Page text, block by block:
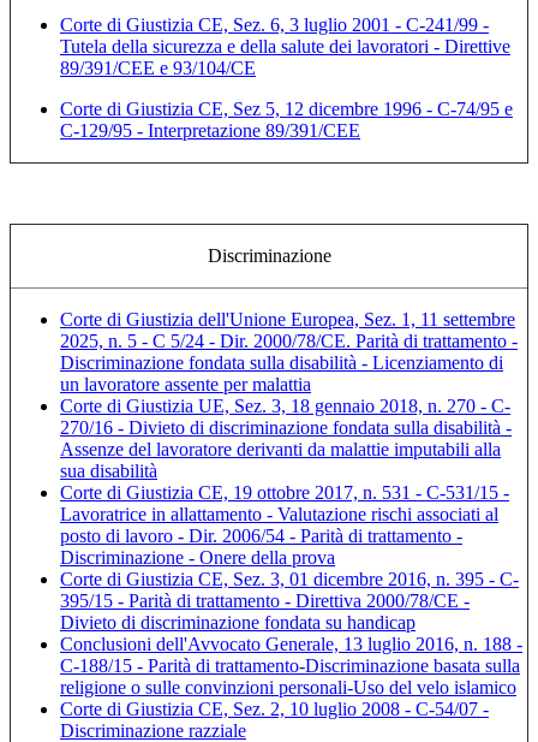
Corte di Giustizia CE, Sez. 6, 3 luglio 2001 - C-241/99 -
Tutela della sicurezza e della salute dei lavoratori - Direttive
89/391/CEE e 93/104/CE
Corte di Giustizia CE, Sez 5, 12 dicembre 1996 - C-74/95 e
C-129/95 - Interpretazione 89/391/CEE
Discriminazione
Corte di Giustizia dell'Unione Europea, Sez. 1, 11 settembre
2025, n. 5 - C 5/24 - Dir. 2000/78/CE. Parità di trattamento -
Discriminazione fondata sulla disabilità - Licenziamento di
un lavoratore assente per malattia
Corte di Giustizia UE, Sez. 3, 18 gennaio 2018, n. 270 - C-
270/16 - Divieto di discriminazione fondata sulla disabilità -
Assenze del lavoratore derivanti da malattie imputabili alla
sua disabilità
Corte di Giustizia CE, 19 ottobre 2017, n. 531 - C-531/15 -
Lavoratrice in allattamento - Valutazione rischi associati al
posto di lavoro - Dir. 2006/54 - Parità di trattamento -
Discriminazione - Onere della prova
Corte di Giustizia CE, Sez. 3, 01 dicembre 2016, n. 395 - C-
395/15 - Parità di trattamento - Direttiva 2000/78/CE -
Divieto di discriminazione fondata su handicap
Conclusioni dell'Avvocato Generale, 13 luglio 2016, n. 188 -
C-188/15 - Parità di trattamento-Discriminazione basata sulla
religione o sulle convinzioni personali-Uso del velo islamico
Corte di Giustizia CE, Sez. 2, 10 luglio 2008 - C-54/07 -
Discriminazione razziale